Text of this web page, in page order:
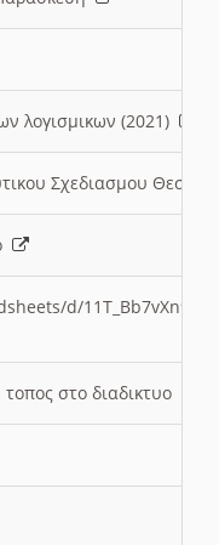
λογισμικων (2021)
Σχεδιασμου
d/
στο διαδικτυο